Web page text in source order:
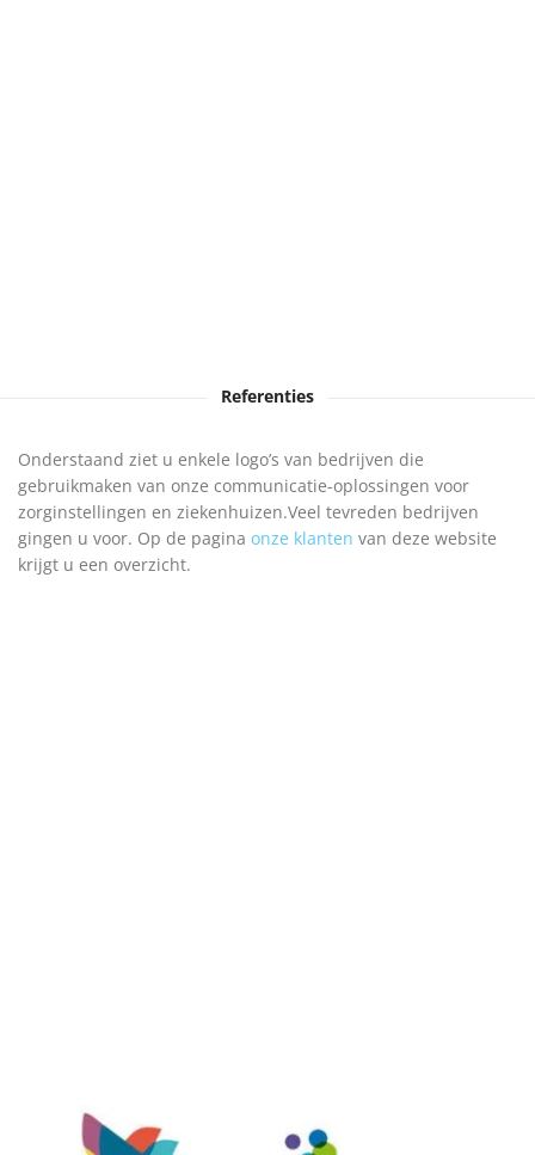
Referenties
Onderstaand ziet u enkele logo’s van bedrijven die
gebruikmaken van onze communicatie-oplossingen voor
zorginstellingen en ziekenhuizen.Veel tevreden bedrijven
gingen u voor. Op de pagina onze klanten van deze website
krijgt u een overzicht.